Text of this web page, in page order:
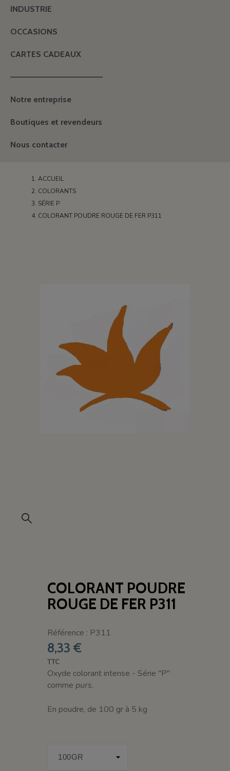
INDUSTRIE
OCCASIONS
CARTES CADEAUX
———————————————
Notre entreprise
Boutiques et revendeurs
Nous contacter
ACCUEIL
COLORANTS
SÉRIE P
COLORANT POUDRE ROUGE DE FER P311
COLORANT POUDRE
ROUGE DE FER P311
Référence : P311
8,33 €
TTC
Oxyde colorant intense - Série "P"
commepurs.
En poudre, de 100 gr à 5 kg